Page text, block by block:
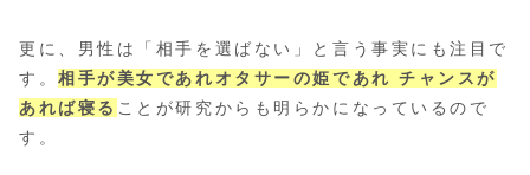
更に、男性は「相手を選ばない」と言う事実にも注目で
す。相手が美女であれオタサーの姫であれ チャンスが
あれば寝る ことが研究からも明らかになっているので
す。